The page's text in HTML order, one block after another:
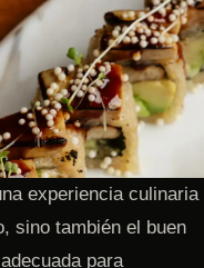
experiencia culinaria
sino también el buen
para